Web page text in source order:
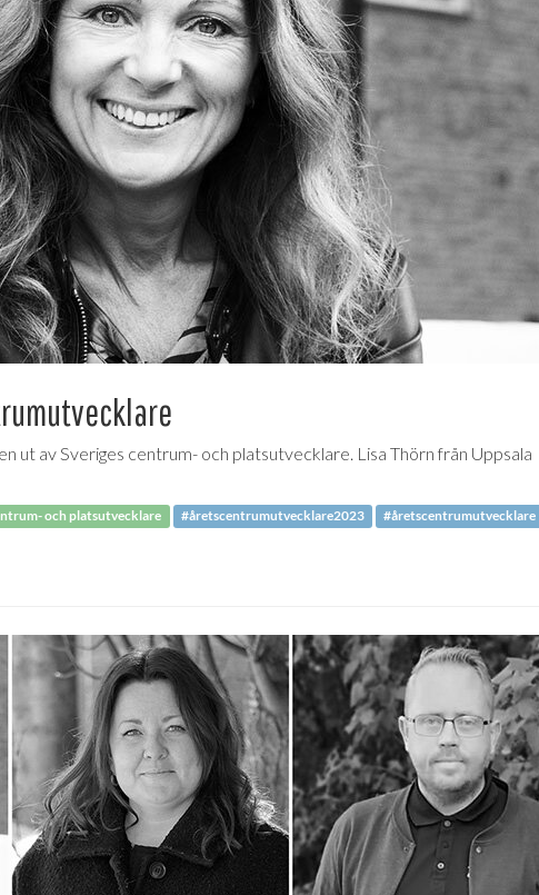
ut av Sveriges centrum- och platsutvecklare. Lisa Thörn från Uppsala
och platsutvecklare #åretscentrumutvecklare2023 #åretscentrumutvecklare